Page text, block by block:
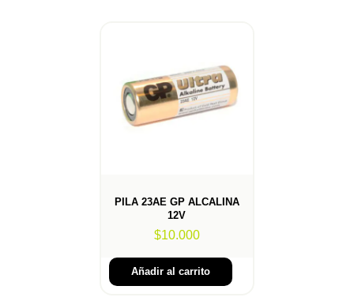
PILA 23AE GP ALCALINA
12V
$10.000
Añadir al carrito